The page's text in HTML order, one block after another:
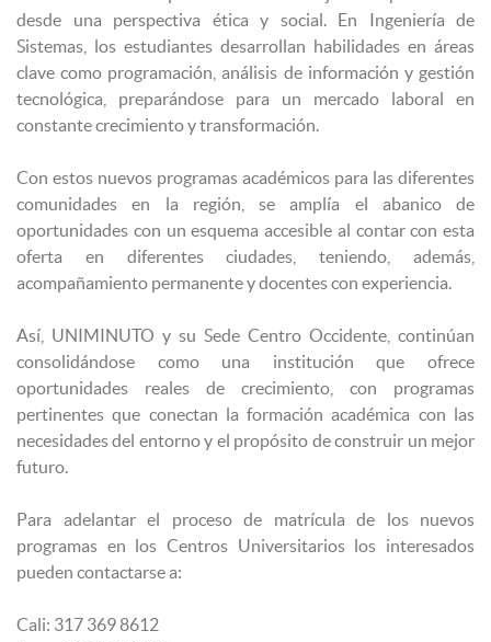
desde una perspectiva ética y social. En Ingeniería de
Sistemas, los estudiantes desarrollan habilidades en áreas
clave como programación, análisis de información y gestión
tecnológica, preparándose para un mercado laboral en
constante crecimiento y transformación.
Con estos nuevos programas académicos para las diferentes
comunidades en la región, se amplía el abanico de
oportunidades con un esquema accesible al contar con esta
oferta en diferentes ciudades, teniendo, además,
acompañamiento permanente y docentes con experiencia.
Así, UNIMINUTO y su Sede Centro Occidente, continúan
consolidándose como una institución que ofrece
oportunidades reales de crecimiento, con programas
pertinentes que conectan la formación académica con las
necesidades del entorno y el propósito de construir un mejor
futuro.
Para adelantar el proceso de matrícula de los nuevos
programas en los Centros Universitarios los interesados
pueden contactarse a:
Cali: 317 369 8612